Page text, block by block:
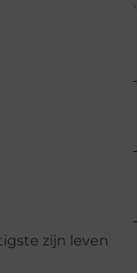
zijn leven